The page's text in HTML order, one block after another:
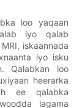
loo yaqaan
iyo qalab
iskaannada
iyo isku
Qalabkan loo
heerarka
ee qalabka
lagama